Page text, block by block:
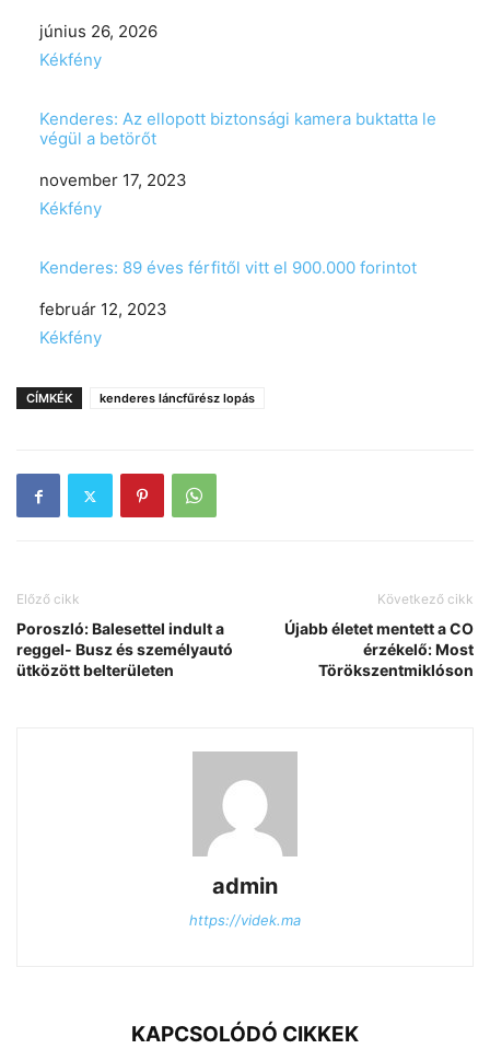
Date
június 26, 2026
In relation to
Kékfény
Kenderes: Az ellopott biztonsági kamera buktatta le
végül a betörőt
Date
november 17, 2023
In relation to
Kékfény
Kenderes: 89 éves férfitől vitt el 900.000 forintot
Date
február 12, 2023
In relation to
Kékfény
CÍMKÉK kenderes láncfűrész lopás
Előző cikk
Poroszló: Balesettel indult a
reggel- Busz és személyautó
ütközött belterületen
Következő cikk
Újabb életet mentett a CO
érzékelő: Most
Törökszentmiklóson
admin
https://videk.ma
KAPCSOLÓDÓ CIKKEK